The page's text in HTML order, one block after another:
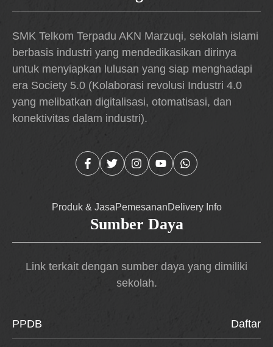
SMK Telkom Terpadu AKN Marzuqi, sekolah islami
berbasis industri yang mendedikasikan dirinya
untuk menyiapkan lulusan yang siap menghadapi
era Society 5.0 (Kolaborasi revolusi Industri 4.0
yang melibatkan digitalisasi, otomatisasi, dan
konektivitas dalam industri).
Produk & JasaPemesananDelivery Info
Sumber Daya
Link terkait dengan sumber daya yang dimiliki
sekolah.
PPDB Daftar